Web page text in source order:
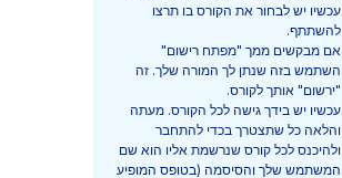
עכשיו יש לבחור את הקורס בו תרצו
להשתתף.
אם מבקשים ממך "מפתח רישום"
השתמש בזה שנתן לך המורה שלך. זה
"ירשום" אותך לקורס.
עכשיו יש בידך גישה לכל הקורס. מעתה
והלאה כל שתצטרך בכדי להתחבר
ולהיכנס לכל קורס שנרשמת אליו הוא שם
המשתמש שלך והסיסמה (בטופס המופיע